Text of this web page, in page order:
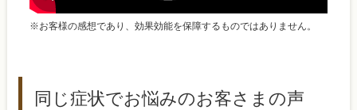
※お客様の感想であり、効果効能を保障するものではありません。
同じ症状でお悩みのお客さまの声